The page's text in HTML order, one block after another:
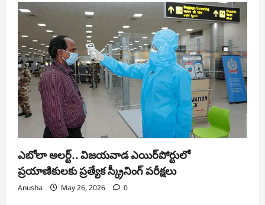
ఎబోలా అలర్ట్.. విజయవాడ ఎయిర్‌పోర్టులో
ప్రయాణికులకు ప్రత్యేక స్క్రీనింగ్ పరీక్షలు
Anusha May 26, 2026 0